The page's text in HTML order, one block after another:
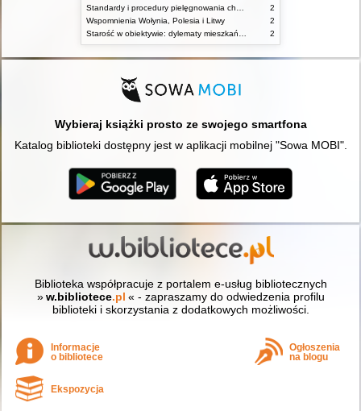
2
Wspomnienia Wołynia, Polesia i Litwy
2
2
Wybieraj książki prosto ze swojego smartfona
Katalog biblioteki dostępny jest w aplikacji mobilnej "Sowa MOBI".
Biblioteka współpracuje z portalem e-usług bibliotecznych
» w.bibliotece.pl « - zapraszamy do odwiedzenia profilu
biblioteki i skorzystania z dodatkowych możliwości.
Informacje
o bibliotece
Ogłoszenia
na blogu
Ekspozycja